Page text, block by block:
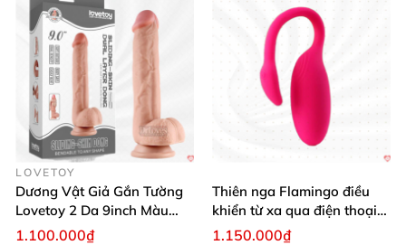
LOVETOY
Dương Vật Giả Gắn Tường
Lovetoy 2 Da 9inch Màu
Flesh Hàng Chính Hãng
1.100.000₫
Thiên nga Flamingo điều
khiển từ xa qua điện thoại
cực dễ dàng
1.150.000₫